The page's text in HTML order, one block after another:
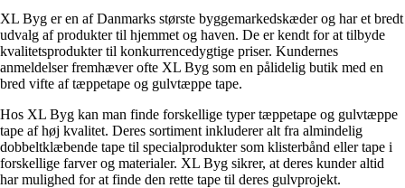
XL Byg er en af Danmarks største byggemarkedskæder og har et bredt
udvalg af produkter til hjemmet og haven. De er kendt for at tilbyde
kvalitetsprodukter til konkurrencedygtige priser. Kundernes
anmeldelser fremhæver ofte XL Byg som en pålidelig butik med en
bred vifte af tæppetape og gulvtæppe tape.
Hos XL Byg kan man finde forskellige typer tæppetape og gulvtæppe
tape af høj kvalitet. Deres sortiment inkluderer alt fra almindelig
dobbeltklæbende tape til specialprodukter som klisterbånd eller tape i
forskellige farver og materialer. XL Byg sikrer, at deres kunder altid
har mulighed for at finde den rette tape til deres gulvprojekt.